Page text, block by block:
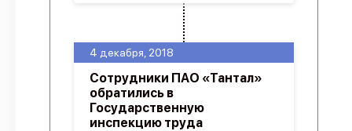
4 декабря, 2018
Сотрудники ПАО «Тантал»
обратились в
Государственную
инспекцию труда